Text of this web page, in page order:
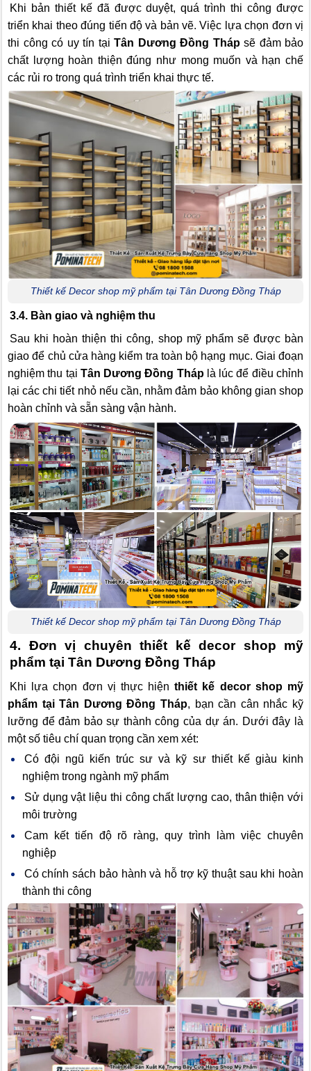
Khi bản thiết kế đã được duyệt, quá trình thi công được
triển khai theo đúng tiến độ và bản vẽ. Việc lựa chọn đơn vị
thi công có uy tín tại Tân Dương Đồng Thápsẽ đảm bảo
chất lượng hoàn thiện đúng như mong muốn và hạn chế
các rủi ro trong quá trình triển khai thực tế.
Thiết kế Decor shop mỹ phẩm tại Tân Dương Đồng Tháp
3.4. Bàn giao và nghiệm thu
Sau khi hoàn thiện thi công, shop mỹ phẩm sẽ được bàn
giao để chủ cửa hàng kiểm tra toàn bộ hạng mục. Giai đoạn
nghiệm thu tại Tân Dương Đồng Tháplà lúc để điều chỉnh
lại các chi tiết nhỏ nếu cần, nhằm đảm bảo không gian shop
hoàn chỉnh và sẵn sàng vận hành.
Thiết kế Decor shop mỹ phẩm tại Tân Dương Đồng Tháp
4. Đơn vị chuyên thiết kế decor shop mỹ
phẩm tại Tân Dương Đồng Tháp
Khi lựa chọn đơn vị thực hiệnthiết kế decor shop mỹ
phẩm tại Tân Dương Đồng Tháp, bạn cần cân nhắc kỹ
lưỡng để đảm bảo sự thành công của dự án. Dưới đây là
một số tiêu chí quan trọng cần xem xét:
Có đội ngũ kiến trúc sư và kỹ sư thiết kế giàu kinh
nghiệm trong ngành mỹ phẩm
Sử dụng vật liệu thi công chất lượng cao, thân thiện với
môi trường
Cam kết tiến độ rõ ràng, quy trình làm việc chuyên
nghiệp
Có chính sách bảo hành và hỗ trợ kỹ thuật sau khi hoàn
thành thi công